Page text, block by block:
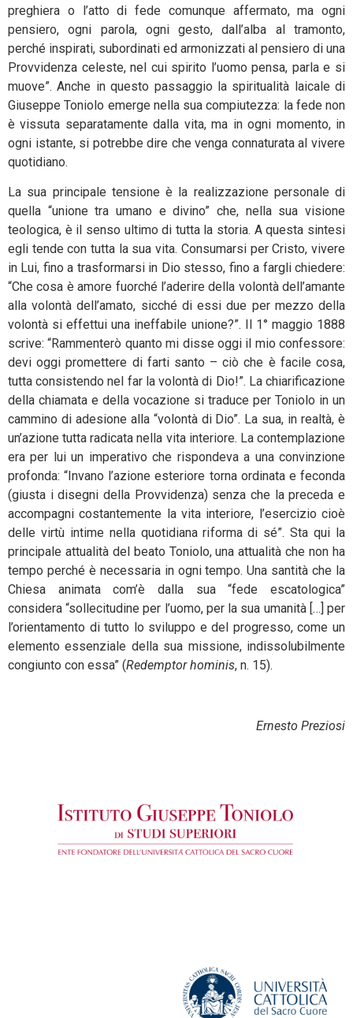
preghiera o l’atto di fede comunque affermato, ma ogni
pensiero, ogni parola, ogni gesto, dall’alba al tramonto,
perché inspirati, subordinati ed armonizzati al pensiero di una
Provvidenza celeste, nel cui spirito l’uomo pensa, parla e si
muove”. Anche in questo passaggio la spiritualità laicale di
Giuseppe Toniolo emerge nella sua compiutezza: la fede non
è vissuta separatamente dalla vita, ma in ogni momento, in
ogni istante, si potrebbe dire che venga connaturata al vivere
quotidiano.
La sua principale tensione è la realizzazione personale di
quella “unione tra umano e divino” che, nella sua visione
teologica, è il senso ultimo di tutta la storia. A questa sintesi
egli tende con tutta la sua vita. Consumarsi per Cristo, vivere
in Lui, fino a trasformarsi in Dio stesso, fino a fargli chiedere:
“Che cosa è amore fuorché l’aderire della volontà dell’amante
alla volontà dell’amato, sicché di essi due per mezzo della
volontà si effettui una ineffabile unione?”. Il 1° maggio 1888
scrive: “Rammenterò quanto mi disse oggi il mio confessore:
devi oggi promettere di farti santo – ciò che è facile cosa,
tutta consistendo nel far la volontà di Dio!”. La chiarificazione
della chiamata e della vocazione si traduce per Toniolo in un
cammino di adesione alla “volontà di Dio”. La sua, in realtà, è
un’azione tutta radicata nella vita interiore. La contemplazione
era per lui un imperativo che rispondeva a una convinzione
profonda: “Invano l’azione esteriore torna ordinata e feconda
(giusta i disegni della Provvidenza) senza che la preceda e
accompagni costantemente la vita interiore, l’esercizio cioè
delle virtù intime nella quotidiana riforma di sé”. Sta qui la
principale attualità del beato Toniolo, una attualità che non ha
tempo perché è necessaria in ogni tempo. Una santità che la
Chiesa animata com’è dalla sua “fede escatologica”
considera “sollecitudine per l’uomo, per la sua umanità […] per
l’orientamento di tutto lo sviluppo e del progresso, come un
elemento essenziale della sua missione, indissolubilmente
congiunto con essa” (Redemptor hominis, n. 15).
Ernesto Preziosi